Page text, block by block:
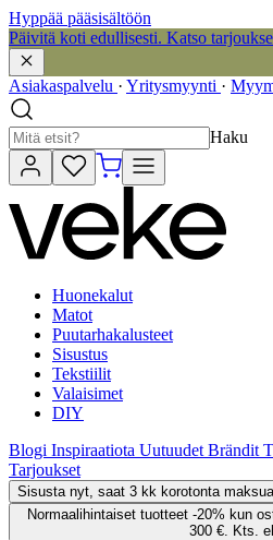
Hyppää pääsisältöön
Päivitä koti edullisesti. Katso
Asiakaspalvelu · Yritysmyynti ·
Haku
Huonekalut
Matot
Puutarhakalusteet
Sisustus
Tekstiilit
Valaisimet
DIY
Blogi Inspiraatiota Uutuudet Brändit
Tarjoukset
Sisusta nyt, saat 3 kk korotonta
Normaalihintaiset tuotteet -20% kun
300 €. Kts.